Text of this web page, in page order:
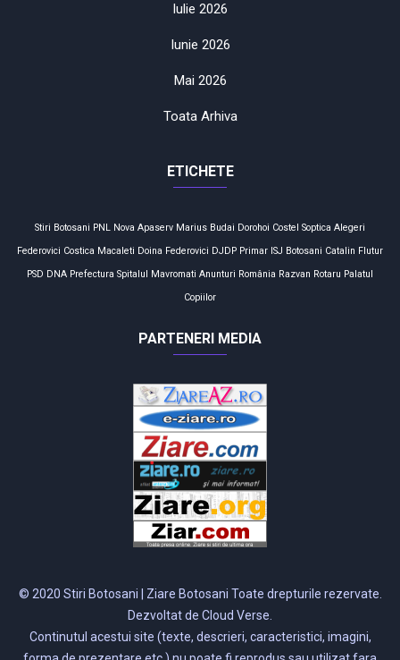
Iulie 2026
Iunie 2026
Mai 2026
Toata Arhiva
ETICHETE
Stiri Botosani PNL Nova Apaserv Marius Budai Dorohoi Costel Soptica Alegeri
Federovici Costica Macaleti Doina Federovici DJDP Primar ISJ Botosani Catalin Flutur
PSD DNA Prefectura Spitalul Mavromati Anunturi România Razvan Rotaru Palatul
Copiilor
PARTENERI MEDIA
© 2020 Stiri Botosani | Ziare Botosani Toate drepturile rezervate.
Dezvoltat de Cloud Verse.
Continutul acestui site (texte, descrieri, caracteristici, imagini,